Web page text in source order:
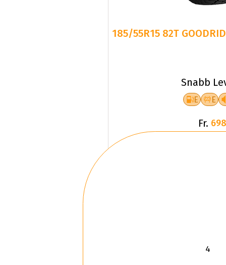
185/55R15 82T
Snabb
E E
Fr.